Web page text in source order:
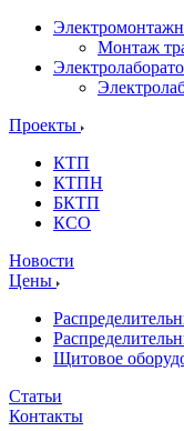
Монтаж
Проекты
КТП
КТПН
БКТП
КСО
Новости
Цены
Щитовое
Статьи
Контакты